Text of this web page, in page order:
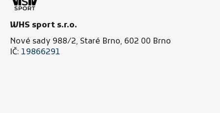
WHS sport s.r.o.
Nové sady 988/2, Staré Brno, 602 00 Brno
IČ: 19866291